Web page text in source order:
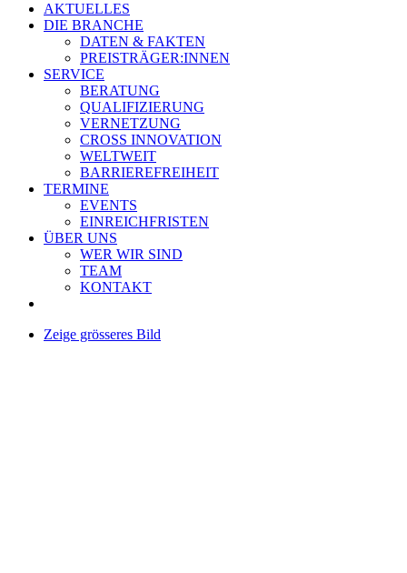
AKTUELLES
DIE BRANCHE
DATEN & FAKTEN
PREISTRÄGER:INNEN
SERVICE
BERATUNG
QUALIFIZIERUNG
VERNETZUNG
CROSS INNOVATION
WELTWEIT
BARRIEREFREIHEIT
TERMINE
EVENTS
EINREICHFRISTEN
ÜBER UNS
WER WIR SIND
TEAM
KONTAKT
Zeige grösseres Bild